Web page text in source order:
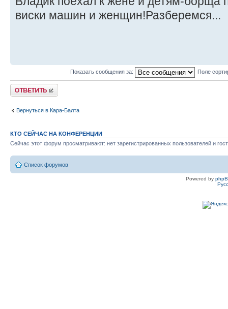
виски машин и женщин!Разберемся...
Показать сообщения за: Поле
Ответить
Вернуться в Кара-Балта
КТО СЕЙЧАС НА КОНФЕРЕНЦИИ
Сейчас этот форум просматривают: нет зарегистрированных пользователей и
Список форумов
Powered by